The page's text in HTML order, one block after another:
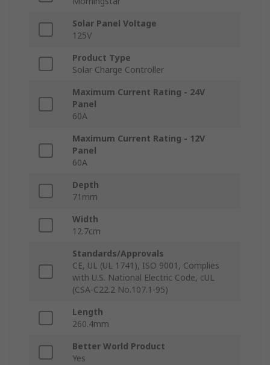
Solar Panel Voltage
125V
Product Type
Solar Charge Controller
Maximum Current Rating - 24V
Panel
60A
Maximum Current Rating - 12V
Panel
60A
Depth
71mm
Width
12.7cm
Standards/Approvals
CE, UL (UL 1741), ISO 9001, Complies
with U.S. National Electric Code, cUL
(CSA-C22.2 No.107.1-95)
Length
260.4mm
Better World Product
Yes